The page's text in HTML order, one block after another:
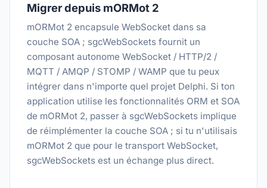
Migrer depuis mORMot 2
mORMot 2 encapsule WebSocket dans sa
couche SOA ; sgcWebSockets fournit un
composant autonome WebSocket / HTTP/2 /
MQTT / AMQP / STOMP / WAMP que tu peux
intégrer dans n'importe quel projet Delphi. Si ton
application utilise les fonctionnalités ORM et SOA
de mORMot 2, passer à sgcWebSockets implique
de réimplémenter la couche SOA ; si tu n'utilisais
mORMot 2 que pour le transport WebSocket,
sgcWebSockets est un échange plus direct.